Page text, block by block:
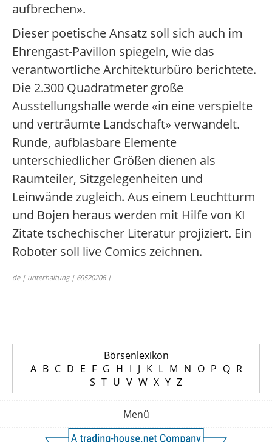
aufbrechen».
Dieser poetische Ansatz soll sich auch im
Ehrengast-Pavillon spiegeln, wie das
verantwortliche Architekturbüro berichtete.
Die 2.300 Quadratmeter große
Ausstellungshalle werde «in eine verspielte
und verträumte Landschaft» verwandelt.
Runde, aufblasbare Elemente
unterschiedlicher Größen dienen als
Raumteiler, Sitzgelegenheiten und
Leinwände zugleich. Aus einem Leuchtturm
und Bojen heraus werden mit Hilfe von KI
Zitate tschechischer Literatur projiziert. Ein
Roboter soll live Comics zeichnen.
de | unterhaltung | 69520206 |
Börsenlexikon
A B C D E F G H I J K L M N O P Q R
S T U V W X Y Z
Menü